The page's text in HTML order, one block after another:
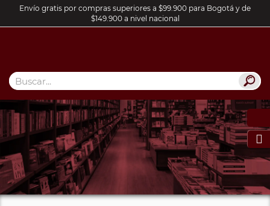
Envío gratis por compras superiores a $99.900 para Bogotá y de
$149.900 a nivel nacional
